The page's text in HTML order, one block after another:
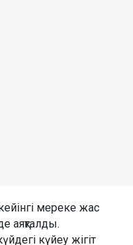
мереке жас
аяқталды.
күйеу жігіт